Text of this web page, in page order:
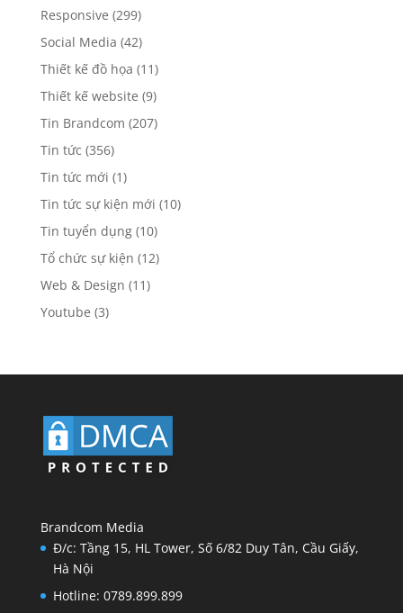
Responsive (299)
Social Media (42)
Thiết kế đồ họa (11)
Thiết kế website (9)
Tin Brandcom (207)
Tin tức (356)
Tin tức mới (1)
Tin tức sự kiện mới (10)
Tin tuyển dụng(10)
Tổ chức sự kiện (12)
Web & Design (11)
Youtube (3)
Brandcom Media
Đ/c: Tầng 15, HL Tower, Số 6/82 Duy Tân, Cầu Giấy,
Hà Nội
Hotline: 0789.899.899